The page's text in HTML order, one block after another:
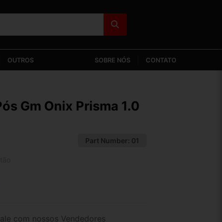
OUTROS SOBRE NÓS CONTATO
Gm Onix Prisma 1.0
Part Number: 01
com nossos Vendedores